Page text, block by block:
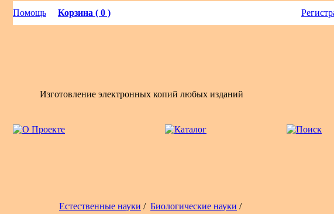
Помощь Корзина ( 0 )
Изготовление электронных копий любых изданий
Естественные науки / Биологические науки /